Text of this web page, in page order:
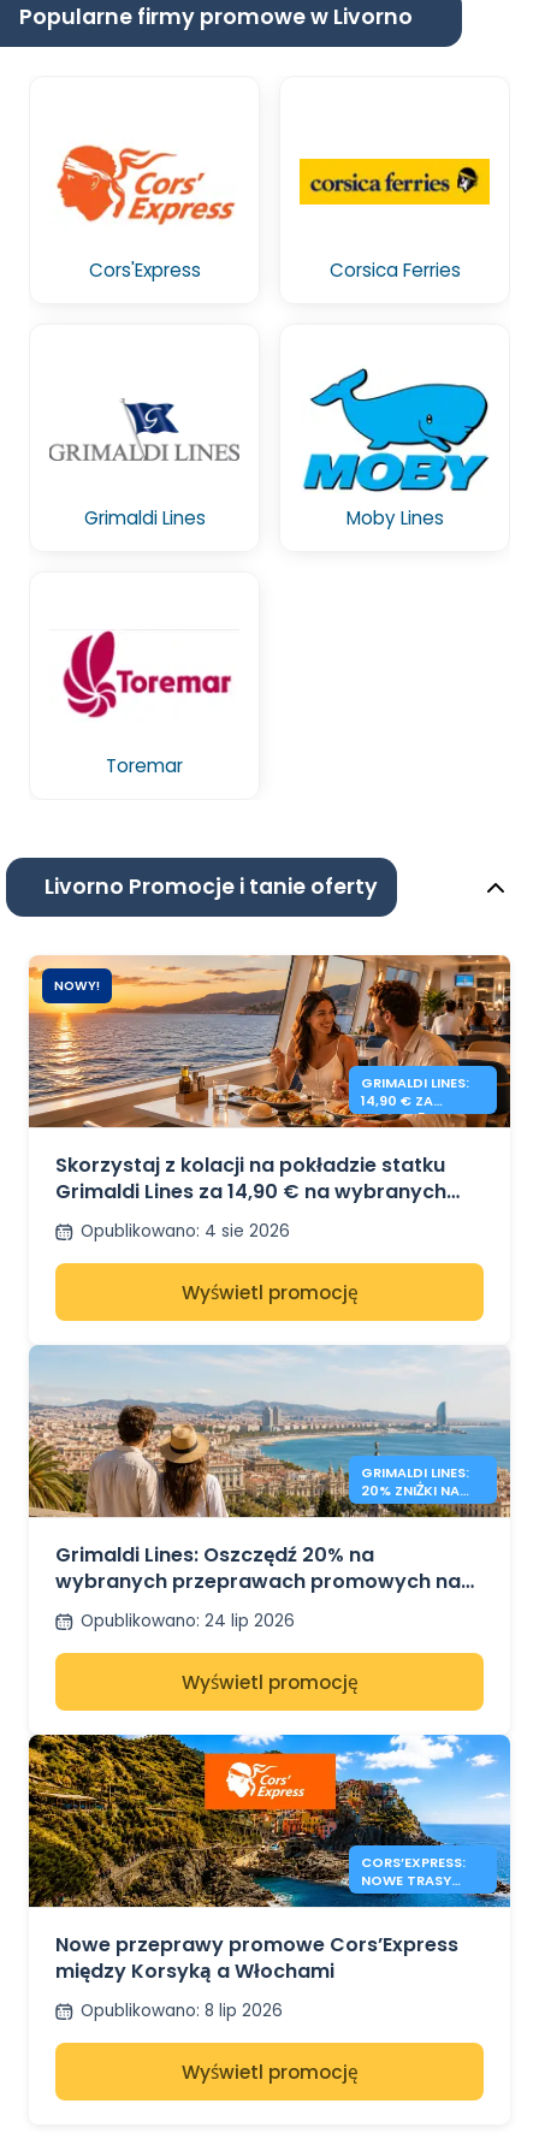
Popularne firmy promowe w Livorno
Cors'Express Corsica Ferries
Grimaldi Lines Moby Lines
Toremar
Livorno Promocje i tanie oferty
NOWY!
GRIMALDI LINES:
14,90 € ZA
KOLACJĘ NA
Skorzystaj z kolacji na pokładzie statku
Grimaldi Lines za 14,90 € na wybranych
trasach
Opublikowano: 4 sie 2026
Wyświetl promocję
GRIMALDI LINES:
20% ZNIŻKI NA
PROMY PO
Grimaldi Lines: Oszczędź 20% na
wybranych przeprawach promowych na
Sardynię, Sycylię i do Hiszpanii
Opublikowano: 24 lip 2026
Wyświetl promocję
CORS’EXPRESS:
NOWE TRASY
KORSYKA –
Nowe przeprawy promowe Cors’Express
między Korsyką a Włochami
Opublikowano: 8 lip 2026
Wyświetl promocję